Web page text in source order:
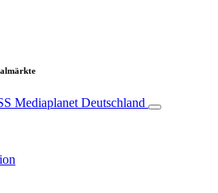
Mediaplanet Deutschland